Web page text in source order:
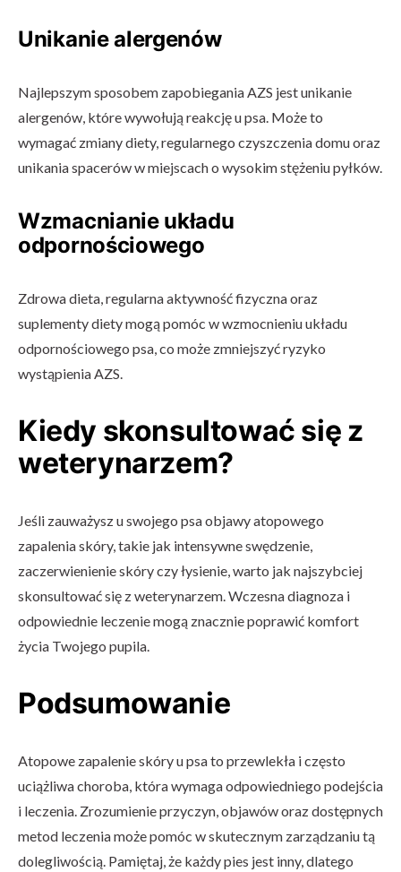
Unikanie alergenów
Najlepszym sposobem zapobiegania AZS jest unikanie
alergenów, które wywołują reakcję u psa. Może to
wymagać zmiany diety, regularnego czyszczenia domu oraz
unikania spacerów w miejscach o wysokim stężeniu pyłków.
Wzmacnianie układu
odpornościowego
Zdrowa dieta, regularna aktywność fizyczna oraz
suplementy diety mogą pomóc w wzmocnieniu układu
odpornościowego psa, co może zmniejszyć ryzyko
wystąpienia AZS.
Kiedy skonsultować się z
weterynarzem?
Jeśli zauważysz u swojego psa objawy atopowego
zapalenia skóry, takie jak intensywne swędzenie,
zaczerwienienie skóry czy łysienie, warto jak najszybciej
skonsultować się z weterynarzem. Wczesna diagnoza i
odpowiednie leczenie mogą znacznie poprawić komfort
życia Twojego pupila.
Podsumowanie
Atopowe zapalenie skóry u psa to przewlekła i często
uciążliwa choroba, która wymaga odpowiedniego podejścia
i leczenia. Zrozumienie przyczyn, objawów oraz dostępnych
metod leczenia może pomóc w skutecznym zarządzaniu tą
dolegliwością. Pamiętaj, że każdy pies jest inny, dlatego